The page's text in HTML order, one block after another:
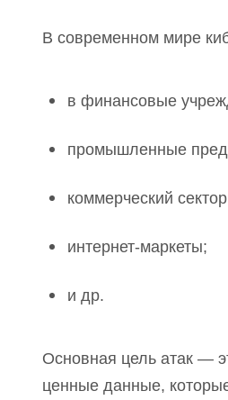
В современном мире
в финансовые
промышленные
коммерческий
интернет-маркеты;
и др.
Основная цель атак —
ценные данные,